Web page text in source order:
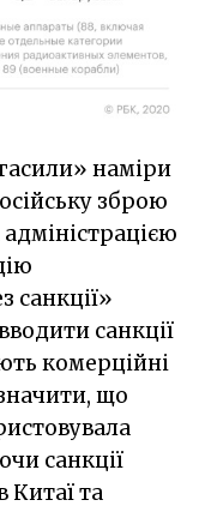
наміри
зброю
санкції»
санкції
комерційні
що
санкції
Китаї та